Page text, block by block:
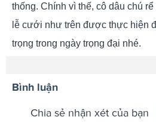
thống. Chính vì thế, cô dâu chú
lễ cưới như trên được thực hiện
trọng trong ngày trọng đại nhé.
Bình luận
Chia sẻ nhận xét của bạn